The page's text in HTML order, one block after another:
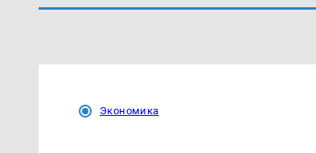
Экономика